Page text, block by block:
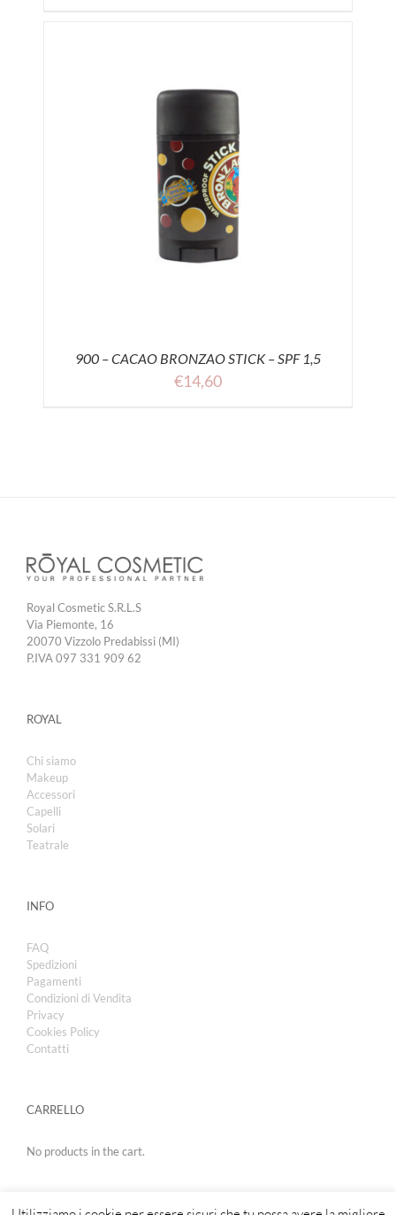
900 – CACAO BRONZAO STICK – SPF 1,5
€14,60
Royal Cosmetic S.R.L.S
Via Piemonte, 16
20070 Vizzolo Predabissi (MI)
P.IVA 097 331 909 62
ROYAL
Chi siamo
Makeup
Accessori
Capelli
Solari
Teatrale
INFO
FAQ
Spedizioni
Pagamenti
Condizioni di Vendita
Privacy
Cookies Policy
Contatti
CARRELLO
No products in the cart.